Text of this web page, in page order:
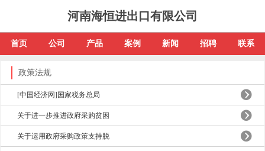
河南海恒进出口有限公司
首页 公司 产品 案例 新闻 招聘 联系
政策法规
[中国经济网]国家税务总局
关于进一步推进政府采购贫困
关于运用政府采购政策支持脱